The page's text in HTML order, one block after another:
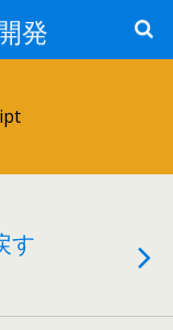
発
す